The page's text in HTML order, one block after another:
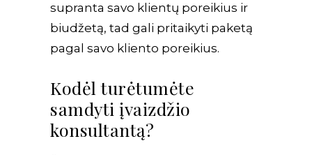
supranta savo klientų poreikius ir
biudžetą, tad gali pritaikyti paketą
pagal savo kliento poreikius.
Kodėl turėtumėte
samdyti įvaizdžio
konsultantą?